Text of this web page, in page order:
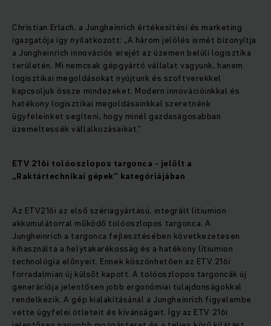
Christian Erlach, a Jungheinrich értékesítési és marketing
igazgatója így nyilatkozott: „A három jelölés ismét bizonyítja
a Jungheinrich innovációs erejét az üzemen belüli logisztika
területén. Mi nemcsak gépgyártó vállalat vagyunk, hanem
logisztikai megoldásokat nyújtunk és szoftverekkel
kapcsoljuk össze mindezeket. Modern innovációinkkal és
hatékony logisztikai megoldásainkkal szeretnénk
ügyfeleinket segíteni, hogy minél gazdaságosabban
üzemeltessék vállalkozásaikat.”
ETV 216i tolóoszlopos targonca - jelölt a
„Raktártechnikai gépek” kategóriájában
Az ETV216i az első szériagyártású, integrált lítiumion
akkumulátorral működő tolóoszlopos targonca. A
Jungheinrich a targonca fejlesztésében következetesen
kihasználta a helytakarékosság és a hatékony lítiumion
technológia előnyeit. Ennek köszönhetően az ETV 216i
forradalmian új külsőt kapott. A tolóoszlopos targoncák új
generációja jelentősen jobb ergonómiai tulajdonságokkal
rendelkezik. A gép kialakításánál a Jungheinrich figyelembe
vette ügyfelei ötleteit és kívánságait. Így az ETV 216i